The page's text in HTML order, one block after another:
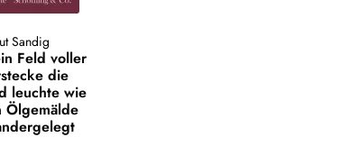
Sandig
Feld voller
die
leuchte wie
Ölgemälde